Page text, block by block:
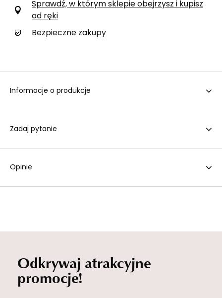
Sprawdź, w którym sklepie obejrzysz i kupisz
od ręki
Bezpieczne zakupy
Informacje o produkcje
Zadaj pytanie
Opinie
Odkrywaj atrakcyjne
promocje!